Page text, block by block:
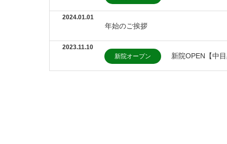
2024.01.01
年始のご挨拶
2023.11.10
新院オープン
新院OPEN【中目